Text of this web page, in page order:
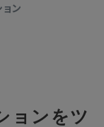
ン
ョンをツ